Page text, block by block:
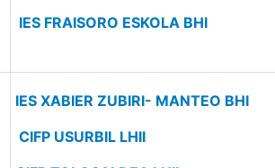
IES FRAISORO ESKOLA BHI
IES XABIER ZUBIRI- MANTEO BHI
CIFP USURBIL LHII